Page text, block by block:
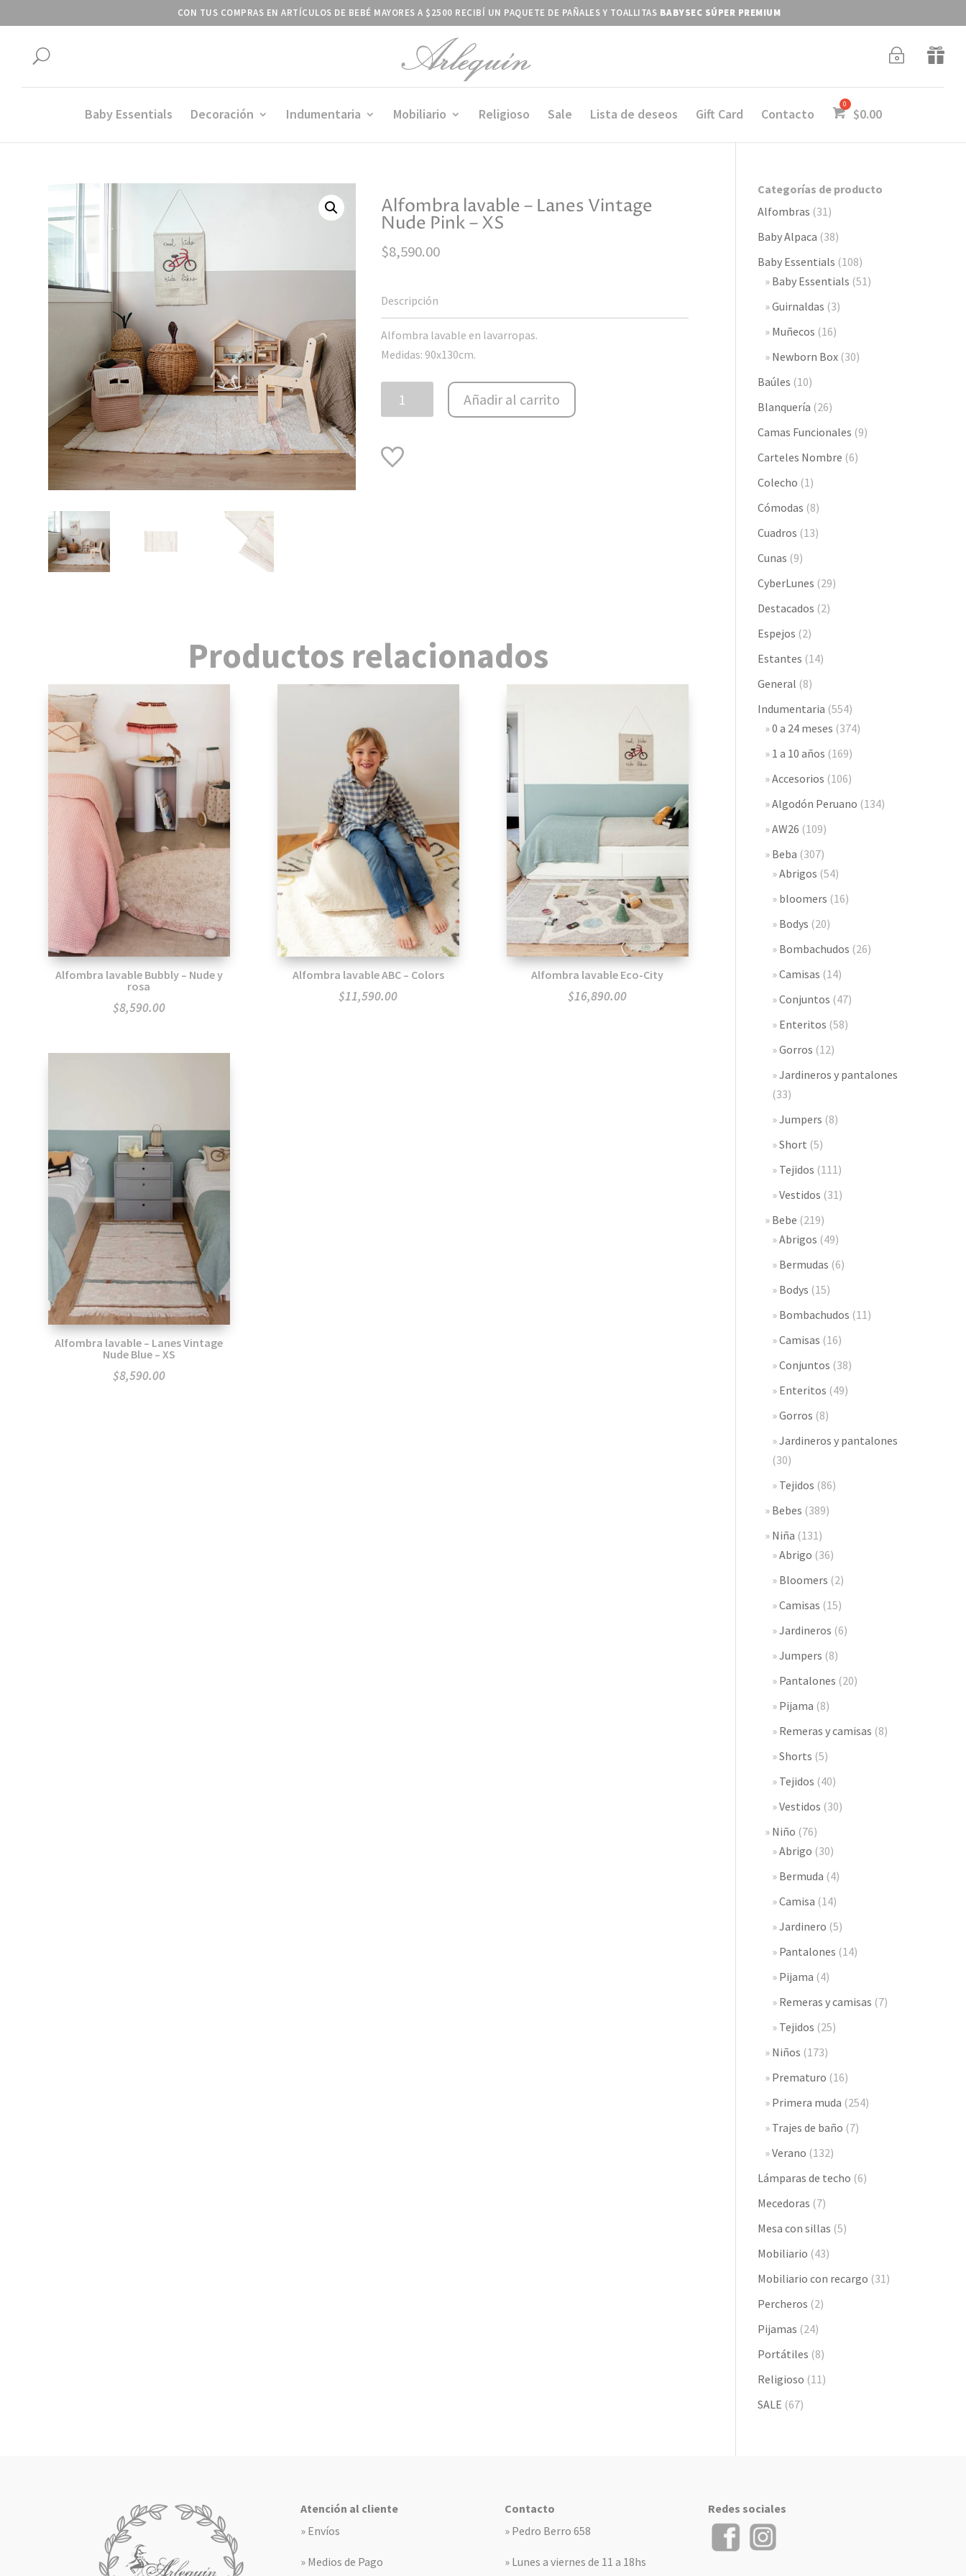
CON TUS COMPRAS EN ARTÍCULOS DE BEBÉ MAYORES A $2500 RECIBÍ UN PAQUETE DE PAÑALES Y TOALLITAS BABYSEC SÚPER PREMIUM
U ~ 
Baby Essentials Decoración Indumentaria Mobiliario Religioso Sale Lista de deseos Gift Card Contacto $0.00
Alfombra lavable – Lanes Vintage
Nude Pink – XS
$8,590.00
Alfombra lavable en lavarropas.
Medidas: 90x130cm.
Lanes
Vintage
Añadir al carrito
Productos relacionados
Alfombra lavable Bubbly – Nude y
rosa
$8,590.00
Alfombra lavable ABC – Colors
$11,590.00
Alfombra lavable Eco-City
$16,890.00
Alfombra lavable – Lanes Vintage
Nude Blue – XS
$8,590.00
Categorías de producto
Alfombras (31)
Baby Alpaca (38)
Baby Essentials (108)
Baby Essentials (51)
Guirnaldas (3)
Muñecos (16)
Newborn Box (30)
Baúles (10)
Blanquería (26)
Camas Funcionales (9)
Carteles Nombre (6)
Colecho (1)
Cómodas (8)
Cuadros (13)
Cunas (9)
CyberLunes (29)
Destacados (2)
Espejos (2)
Estantes (14)
General (8)
Indumentaria (554)
0 a 24 meses (374)
1 a 10 años (169)
Accesorios (106)
Algodón Peruano (134)
AW26 (109)
Beba (307)
Abrigos (54)
bloomers (16)
Bodys (20)
Bombachudos (26)
Camisas (14)
Conjuntos (47)
Enteritos (58)
Gorros (12)
Jardineros y pantalones
(33)
Jumpers (8)
Short (5)
Tejidos (111)
Vestidos (31)
Bebe (219)
Abrigos (49)
Bermudas (6)
Bodys (15)
Bombachudos (11)
Camisas (16)
Conjuntos (38)
Enteritos (49)
Gorros (8)
Jardineros y pantalones
(30)
Tejidos (86)
Bebes (389)
Niña (131)
Abrigo (36)
Bloomers (2)
Camisas (15)
Jardineros (6)
Jumpers (8)
Pantalones (20)
Pijama (8)
Remeras y camisas (8)
Shorts (5)
Tejidos (40)
Vestidos (30)
Niño (76)
Abrigo (30)
Bermuda (4)
Camisa (14)
Jardinero (5)
Pantalones (14)
Pijama (4)
Remeras y camisas (7)
Tejidos (25)
Niños (173)
Prematuro (16)
Primera muda (254)
Trajes de baño (7)
Verano (132)
Lámparas de techo (6)
Mecedoras (7)
Mesa con sillas (5)
Mobiliario (43)
Mobiliario con recargo (31)
Percheros (2)
Pijamas (24)
Portátiles (8)
Religioso (11)
SALE (67)
Atención al cliente
» Envíos
» Medios de Pago
Contacto
» Pedro Berro 658
» Lunes a viernes de 11 a 18hs
Redes sociales